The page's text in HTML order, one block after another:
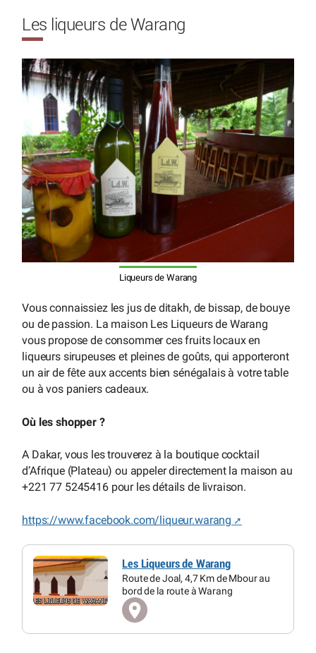
Les liqueurs de Warang
Liqueurs de Warang
Vous connaissiez les jus de ditakh, de bissap, de bouye
ou de passion. La maison Les Liqueurs de Warang
vous propose de consommer ces fruits locaux en
liqueurs sirupeuses et pleines de goûts, qui apporteront
un air de fête aux accents bien sénégalais à votre table
ou à vos paniers cadeaux.
Où les shopper ?
A Dakar, vous les trouverez à la boutique cocktail
d’Afrique (Plateau) ou appeler directement la maison au
+221 77 5245416 pour les détails de livraison.
https://www.facebook.com/liqueur.warang
Les Liqueurs de Warang
Route de Joal, 4,7 Km de Mbour au
bord de la route à Warang